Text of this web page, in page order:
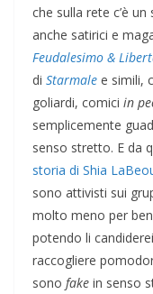
che sulla rete c’è
anche satirici e
Feudalesimo &
di Starmale e simili,
goliardi, comici in
semplicemente
senso stretto. E da
storia di Shia
sono attivisti sui
molto meno per
potendo li
raccogliere
sono fake in senso